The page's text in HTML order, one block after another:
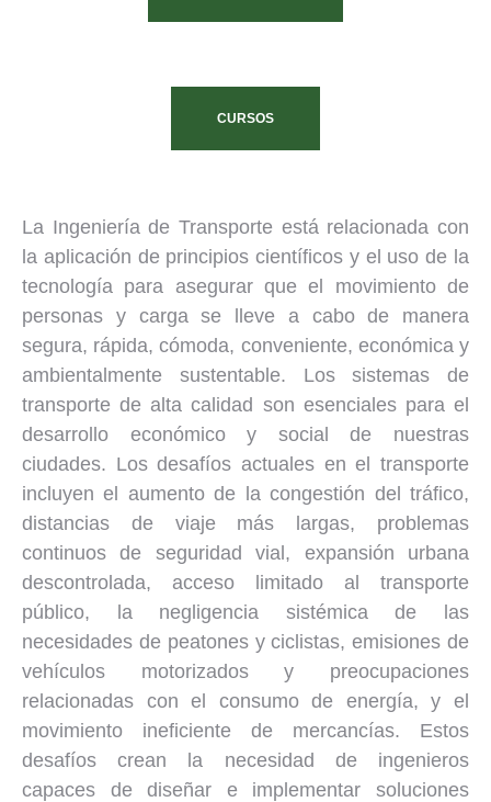
CURSOS
La Ingeniería de Transporte está relacionada con
la aplicación de principios científicos y el uso de la
tecnología para asegurar que el movimiento de
personas y carga se lleve a cabo de manera
segura, rápida, cómoda, conveniente, económica y
ambientalmente sustentable. Los sistemas de
transporte de alta calidad son esenciales para el
desarrollo económico y social de nuestras
ciudades. Los desafíos actuales en el transporte
incluyen el aumento de la congestión del tráfico,
distancias de viaje más largas, problemas
continuos de seguridad vial, expansión urbana
descontrolada, acceso limitado al transporte
público, la negligencia sistémica de las
necesidades de peatones y ciclistas, emisiones de
vehículos motorizados y preocupaciones
relacionadas con el consumo de energía, y el
movimiento ineficiente de mercancías. Estos
desafíos crean la necesidad de ingenieros
capaces de diseñar e implementar soluciones